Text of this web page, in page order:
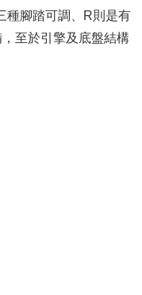
種腳踏可調、R則是有
至於引擎及底盤結構